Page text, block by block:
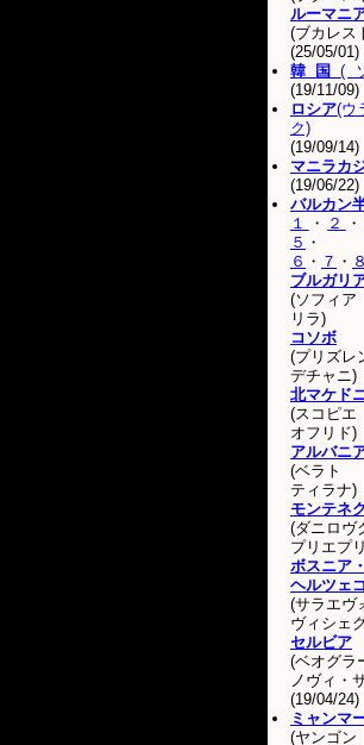
ルーマニ
(ブカレス
(25/05/01)
韓国(
(19/11/09)
ロシア(ウ
ク)
(19/09/14)
マニラカ
(19/06/22)
バルカン
１
・ ２ ・
５ ・
６ ・ ７ ・ ８
ブルガリ
(ソフィア
リラ)
コソボ
(プリズレ
デチャニ)
北マケド
(スコピエ
オフリド)
アルバニ
(ベラト
ティラナ)
モンテネ
(ダニロヴ
プリエプ
ボスニア・
ヘルツェ
(サラエヴ
ヴィシェ
セルビア
(ベオグラ
ノヴィ・
(19/04/24)
ミャンマ
(ヤンゴン